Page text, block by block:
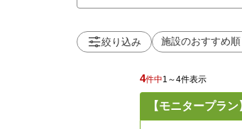
絞り込み
4件中1～4件表示
【モニタープラ